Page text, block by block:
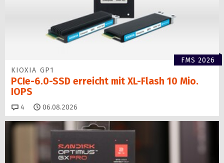
FMS 2026
KIOXIA GP1
PCIe-6.0-SSD erreicht mit XL-Flash 10 Mio.
IOPS
4 Kommentare
06.08.2026